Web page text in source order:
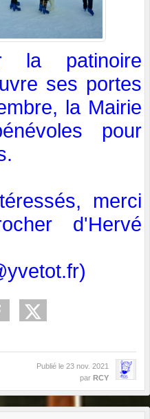
la patinoire
ses portes
la Mairie
pour
merci
d'Hervé
)
Publié le 23 nov. 2021
par RCY